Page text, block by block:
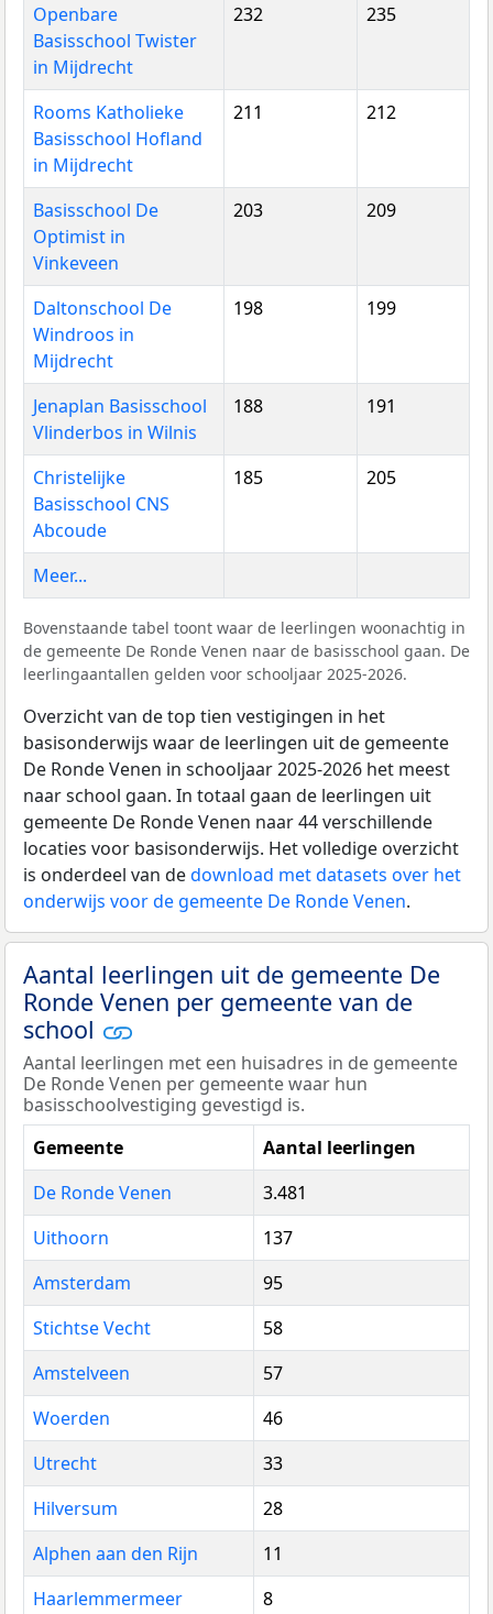
Openbare
Basisschool Twister
in Mijdrecht
232 235
Rooms Katholieke
Basisschool Hofland
in Mijdrecht
211 212
Basisschool De
Optimist in
Vinkeveen
203 209
Daltonschool De
Windroos in
Mijdrecht
198 199
Jenaplan Basisschool
Vlinderbos in Wilnis
188 191
Christelijke
Basisschool CNS
Abcoude
185 205
Meer...
Bovenstaande tabel toont waar de leerlingen woonachtig in
de gemeente De Ronde Venen naar de basisschool gaan. De
leerlingaantallen gelden voor schooljaar 2025-2026.
Overzicht van de top tien vestigingen in het
basisonderwijs waar de leerlingen uit de gemeente
De Ronde Venen in schooljaar 2025-2026 het meest
naar school gaan. In totaal gaan de leerlingen uit
gemeente De Ronde Venen naar 44 verschillende
locaties voor basisonderwijs. Het volledige overzicht
is onderdeel van dedownload met datasets over het
onderwijs voor de gemeente De Ronde Venen.
Aantal leerlingen uit de gemeente De
Ronde Venen per gemeente van de
school
Aantal leerlingen met een huisadres in de gemeente
De Ronde Venen per gemeente waar hun
basisschoolvestiging gevestigd is.
Gemeente
Aantal leerlingen
De Ronde Venen
3.481
Uithoorn
137
Amsterdam
95
Stichtse Vecht
58
Amstelveen
57
Woerden
46
Utrecht
33
Hilversum
28
Alphen aan den Rijn
11
Haarlemmermeer
8